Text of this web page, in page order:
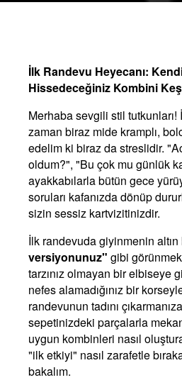
İlk Randevu Heyecanı:
Hissedeceğiniz Kombini
Merhaba sevgili stil
zaman biraz mide kramplı,
edelim ki biraz da streslidir.
oldum?", "Bu çok mu günlük
ayakkabılarla bütün gece
soruları kafanızda dönüp
sizin sessiz kartvizitinizdir.
İlk randevuda giyinmenin altın
versiyonunuz" gibi
tarzınız olmayan bir elbiseye
nefes alamadığınız bir
randevunun tadını
sepetinizdeki parçalarla
uygun kombinleri nasıl
"ilk etkiyi" nasıl zarafetle
bakalım.